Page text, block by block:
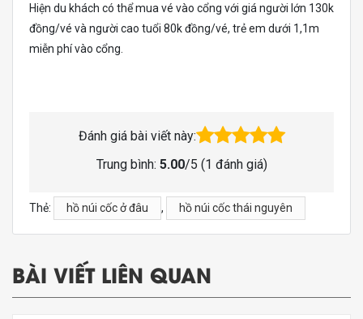
Hiện du khách có thể mua vé vào cổng với giá người lớn 130k
đồng/vé và người cao tuổi 80k đồng/vé, trẻ em dưới 1,1m
miễn phí vào cổng.
Đánh giá bài viết này:
Trung bình: 5.00/5 (1 đánh giá)
Thẻ: hồ núi cốc ở đâu , hồ núi cốc thái nguyên
BÀI VIẾT LIÊN QUAN